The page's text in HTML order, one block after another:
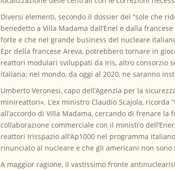
Diversi elementi, secondo il dossier del “sole che
benedetto a Villa Madama dall’Enel e dalla
forte e che nel grande business del nucleare
Epr della francese Areva, potrebbero tornare in
reattori modulari sviluppati da Iris, altro consorzio
italiana; nel mondo, da oggi al 2020, ne saranno
Umberto Veronesi, capo dell’Agenzia per la
minireattori». L’ex ministro Claudio Scajola,
all’accordo di Villa Madama, cercando di frenare
collaborazione commerciale con il ministro
reattori Irisspazio all’Ap1000 nel programma
rinunciato al nucleare e che gli americani non sono
A maggior ragione, il vastissimo fronte